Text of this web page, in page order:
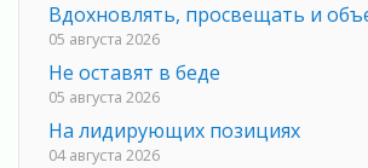
Вдохновлять, просвещать и
05 августа 2026
Не оставят в беде
05 августа 2026
На лидирующих позициях
04 августа 2026